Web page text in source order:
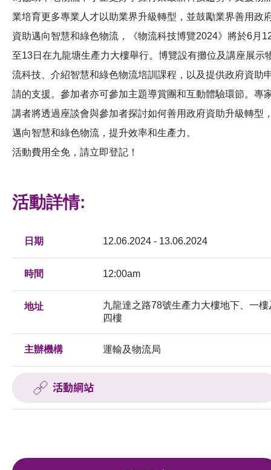
會籍
業培育更多專業人才以助業界升級轉型，並鼓勵業界善用政
資助邁向智慧和綠色物流，《物流科技博覽2024》將於6月
至13日在九龍塘生產力大樓舉行。博覽設有攤位及講座展示
流科技、介紹智慧和綠色物流培訓課程，以及提供政府資助
請的支援。參加者亦可參加主題導賞團和互動體驗環節。專
講者將透過座談會與參加者探討如何善用政府資助升級轉型
邁向智慧和綠色物流，提升效率和生產力。
活動費用全免，請立即登記！
活動詳情:
日期 12.06.2024 - 13.06.2024
時間 12:00am
地址
九龍達之路78號生產力大樓地下、一樓
四樓
主辦機構 運輸及物流局
活動網站